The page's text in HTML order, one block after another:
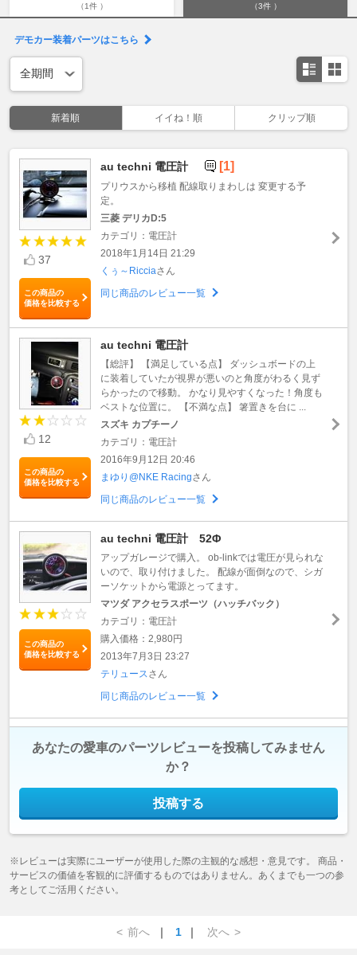
（1件 ） （3件 ）
デモカー装着パーツはこちら
新着順 イイね！順 クリップ順
37
この商品の
価格を比較する
au techni 電圧計 [1]
プリウスから移植 配線取りまわしは 変更する予
定。
三菱 デリカD:5
カテゴリ：電圧計
2018年1月14日 21:29
くぅ～Ricciaさん
同じ商品のレビュー一覧
12
この商品の
価格を比較する
au techni 電圧計
【総評】 【満足している点】 ダッシュボードの上
に装着していたが視界が悪いのと角度がわるく見ず
らかったので移動。 かなり見やすくなった！角度も
ベストな位置に。 【不満な点】 箸置きを台に ...
スズキ カプチーノ
カテゴリ：電圧計
2016年9月12日 20:46
まゆり@NKE Racingさん
同じ商品のレビュー一覧
この商品の
価格を比較する
au techni 電圧計 52Φ
アップガレージで購入。 ob-linkでは電圧が見られな
いので、取り付けました。 配線が面倒なので、シガ
ーソケットから電源とってます。
マツダ アクセラスポーツ（ハッチバック）
カテゴリ：電圧計
購入価格：2,980円
2013年7月3日 23:27
テリュース さん
同じ商品のレビュー一覧
あなたの愛車のパーツレビューを投稿してみません
か？
投稿する
※レビューは実際にユーザーが使用した際の主観的な感想・意見です。 商品・
サービスの価値を客観的に評価するものではありません。あくまでも一つの参
考としてご活用ください。
< 前へ ｜ 1 ｜ 次へ >